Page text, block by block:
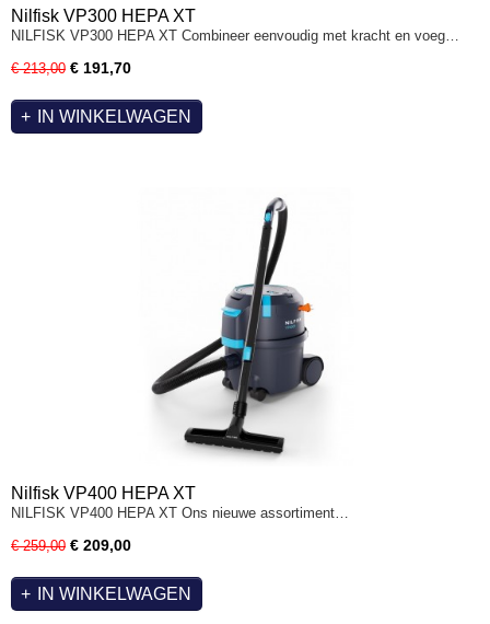
Nilfisk VP300 HEPA XT
NILFISK VP300 HEPA XT Combineer eenvoudig met kracht en voeg…
€ 213,00 € 191,70
IN WINKELWAGEN
Nilfisk VP400 HEPA XT
NILFISK VP400 HEPA XT Ons nieuwe assortiment…
€ 259,00 € 209,00
IN WINKELWAGEN